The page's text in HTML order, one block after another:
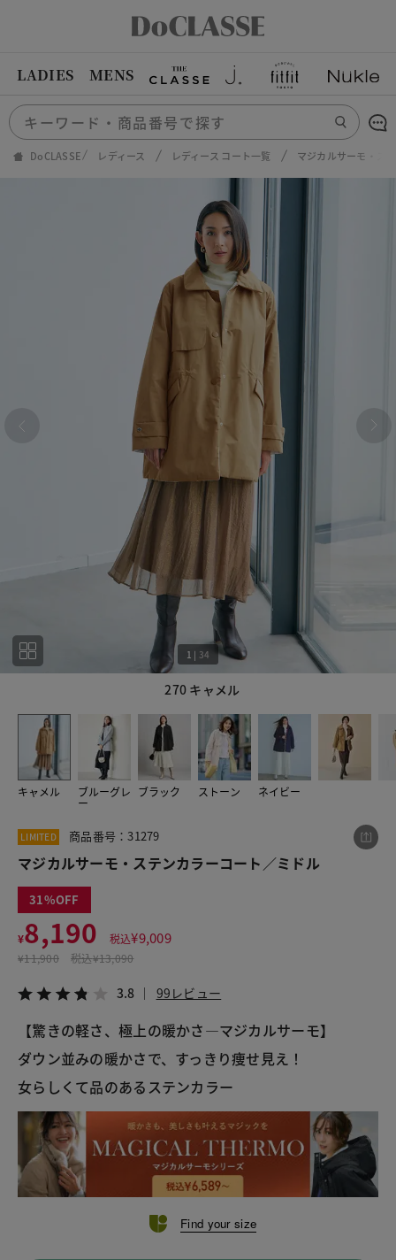
LADIES MENS
DoCLASSE レディース レディース コート一覧 マジカルサーモ・ス
270 キャメル
1 | 34
キャメル ブルーグレ
ー
ブラック ストーン ネイビー
34
LIMITED 商品番号：31279
マジカルサーモ・ステンカラーコート／ミドル
31
¥8,190 税込¥9,009
¥11,900 税込¥13,090
3.8 99レビュー
【驚きの軽さ、極上の暖かさ―マジカルサーモ】
ダウン並みの暖かさで、すっきり痩せ見え！
女らしくて品のあるステンカラー
Find your size
この商品をシェアする
¥8,190
税込¥9,009
LINE X メール